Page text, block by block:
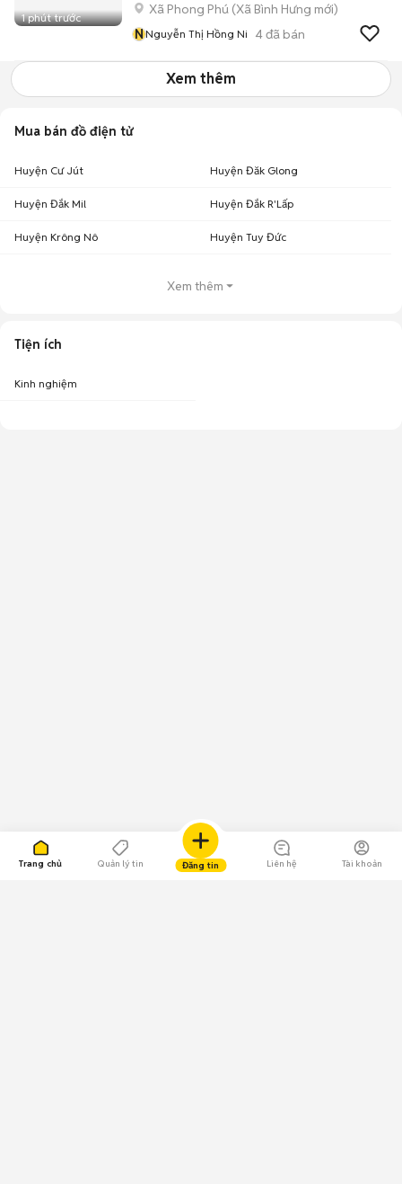
Trang chủ Quản lý tin Đăng tin Liên hệ Tài khoản
1 phút trước
Xã Phong Phú (Xã Bình Hưng mới)
NNguyễn Thị Hồng Ni 4đã bán
Xem thêm
Mua bán đồ điện tử
Huyện Cư Jút Huyện Đăk Glong
Huyện Đắk Mil Huyện Đắk R'Lấp
Huyện Krông Nô Huyện Tuy Đức
Xem thêm
Tiện ích
Kinh nghiệm